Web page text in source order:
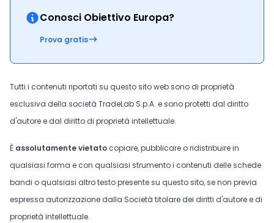
Conosci Obiettivo Europa?
Prova gratis
Tutti i contenuti riportati su questo sito web sono di proprietà
esclusiva della società TradeLab S.p.A. e sono protetti dal diritto
d'autore e dal diritto di proprietà intellettuale.
È assolutamente vietato copiare, pubblicare o ridistribuire in
qualsiasi forma e con qualsiasi strumento i contenuti delle schede
bandi o qualsiasi altro testo presente su questo sito, se non previa
espressa autorizzazione dalla Società titolare dei diritti d'autore e di
proprietà intellettuale.